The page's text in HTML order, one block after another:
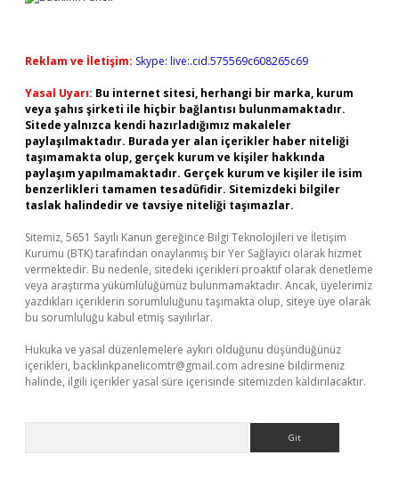
Reklam ve İletişim: Skype: live:.cid.575569c608265c69
Yasal Uyarı: Bu internet sitesi, herhangi bir marka, kurum
veya şahıs şirketi ile hiçbir bağlantısı bulunmamaktadır.
Sitede yalnızca kendi hazırladığımız makaleler
paylaşılmaktadır. Burada yer alan içerikler haber niteliği
taşımamakta olup, gerçek kurum ve kişiler hakkında
paylaşım yapılmamaktadır. Gerçek kurum ve kişiler ile isim
benzerlikleri tamamen tesadüfidir. Sitemizdeki bilgiler
taslak halindedir ve tavsiye niteliği taşımazlar.
Sitemiz, 5651 Sayılı Kanun gereğince Bilgi Teknolojileri ve İletişim
Kurumu (BTK) tarafından onaylanmış bir Yer Sağlayıcı olarak hizmet
vermektedir. Bu nedenle, sitedeki içerikleri proaktif olarak denetleme
veya araştırma yükümlülüğümüz bulunmamaktadır. Ancak, üyelerimiz
yazdıkları içeriklerin sorumluluğunu taşımakta olup, siteye üye olarak
bu sorumluluğu kabul etmiş sayılırlar.
Hukuka ve yasal düzenlemelere aykırı olduğunu düşündüğünüz
içerikleri, backlinkpanelicomtr@gmail.com adresine bildirmeniz
halinde, ilgili içerikler yasal süre içerisinde sitemizden kaldırılacaktır.